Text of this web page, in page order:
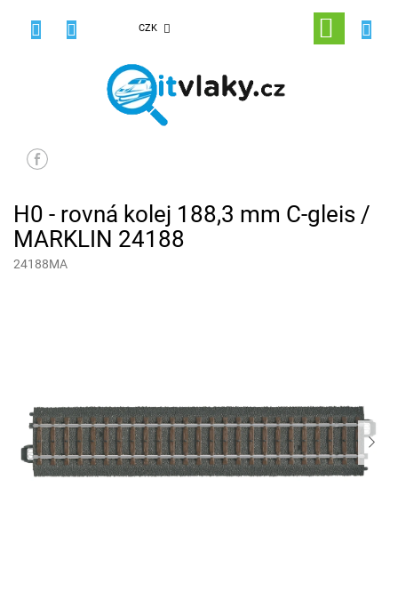
CZK
NÁKUPNÍ
KOŠÍK
H0 - rovná kolej 188,3 mm C-gleis /
MARKLIN 24188
24188MA